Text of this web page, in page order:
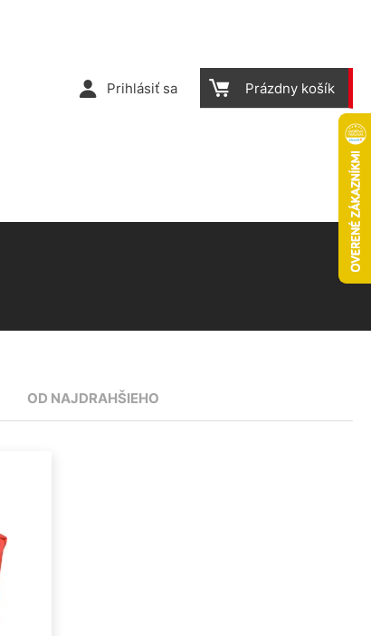
Prihlásiť sa Prázdny košík
OD NAJDRAHŠIEHO